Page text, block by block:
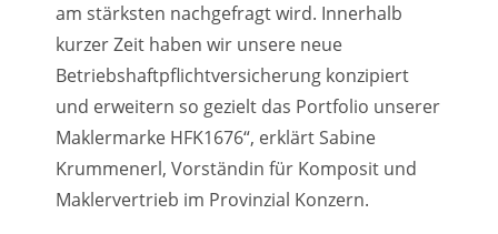
am stärksten nachgefragt wird. Innerhalb
kurzer Zeit haben wir unsere neue
Betriebshaftpflichtversicherung konzipiert
und erweitern so gezielt das Portfolio unserer
Maklermarke HFK1676“, erklärt Sabine
Krummenerl, Vorständin für Komposit und
Maklervertrieb im Provinzial Konzern.